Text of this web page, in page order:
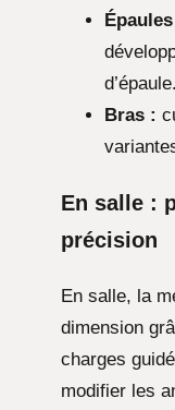
d’épaule.
Bras :
En salle :
précision
En salle, la
dimension
charges
modifier les